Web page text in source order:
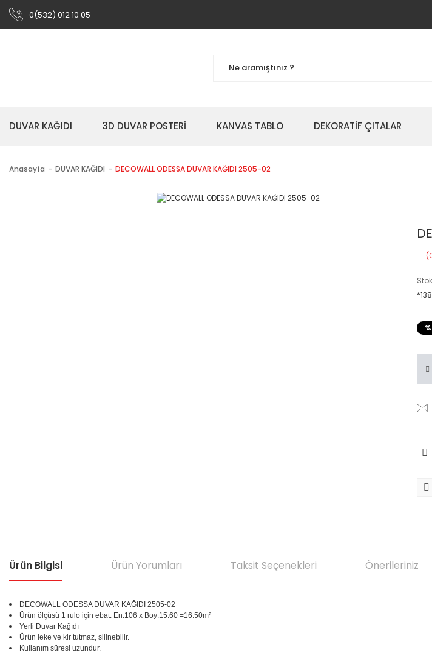
0(532) 012 10 05
DUVAR KAĞIDI 3D DUVAR POSTERİ KANVAS TABLO DEKORATİF ÇITALAR
Anasayfa DUVAR KAĞIDI DECOWALL ODESSA DUVAR KAĞIDI 2505-02
Ürün Bilgisi Ürün Yorumları Taksit Seçenekleri Önerileriniz
DECOWALL ODESSA DUVAR KAĞIDI 2505-02
Ürün ölçüsü 1 rulo için ebat: En:106 x Boy:15.60 =16.50m²
Yerli Duvar Kağıdı
Ürün leke ve kir tutmaz, silinebilir.
Kullanım süresi uzundur.